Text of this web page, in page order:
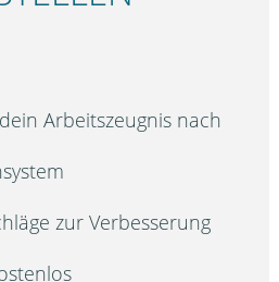
Arbeitszeugnis nach
zur Verbesserung